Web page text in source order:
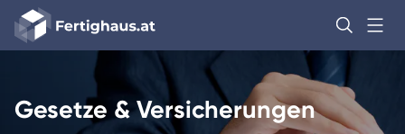
Fertighaus
Logo
Gesetze & Versicherungen